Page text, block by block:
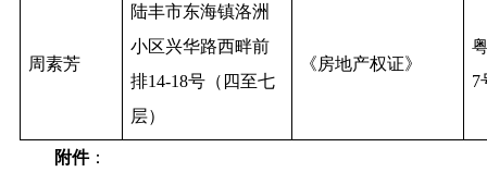
周素芳
陆丰市东海镇洛洲
小区兴华路西畔前
排14-18号（四至七
层）
《房地产权证》
7
附件：